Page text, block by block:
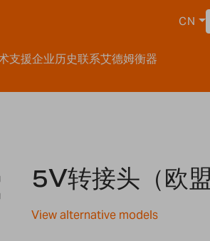
支援企业历史联系艾德姆衡器
CN
5V转接头（
View alternative models